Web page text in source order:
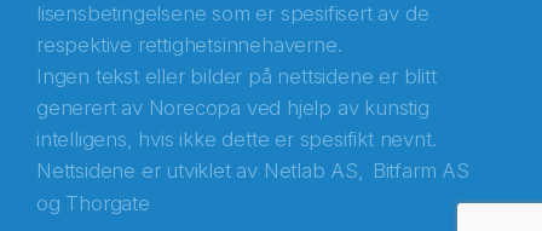
lisensbetingelsene som er spesifisert av de
respektive rettighetsinnehaverne.
Ingen tekst eller bilder på nettsidene er blitt
generert av Norecopa ved hjelp av kunstig
intelligens, hvis ikke dette er spesifikt nevnt.
Nettsidene er utviklet av Netlab AS, Bitfarm AS
og Thorgate